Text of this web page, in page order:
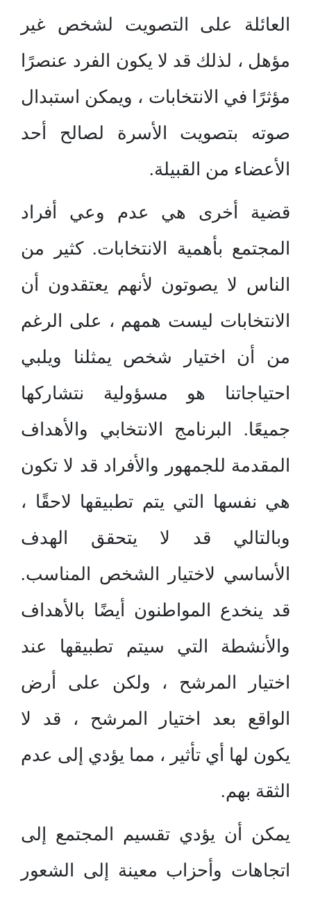
العائلة على التصويت لشخص غير
مؤهل ، لذلك قد لا يكون الفرد عنصرًا
مؤثرًا في الانتخابات ، ويمكن استبدال
صوته بتصويت الأسرة لصالح أحد
الأعضاء من القبيلة.
قضية أخرى هي عدم وعي أفراد
المجتمع بأهمية الانتخابات. كثير من
الناس لا يصوتون لأنهم يعتقدون أن
الانتخابات ليست همهم ، على الرغم
من أن اختيار شخص يمثلنا ويلبي
احتياجاتنا هو مسؤولية نتشاركها
جميعًا. البرنامج الانتخابي والأهداف
المقدمة للجمهور والأفراد قد لا تكون
هي نفسها التي يتم تطبيقها لاحقًا ،
وبالتالي قد لا يتحقق الهدف
الأساسي لاختيار الشخص المناسب.
قد ينخدع المواطنون أيضًا بالأهداف
والأنشطة التي سيتم تطبيقها عند
اختيار المرشح ، ولكن على أرض
الواقع بعد اختيار المرشح ، قد لا
يكون لها أي تأثير ، مما يؤدي إلى عدم
الثقة بهم.
يمكن أن يؤدي تقسيم المجتمع إلى
اتجاهات وأحزاب معينة إلى الشعور